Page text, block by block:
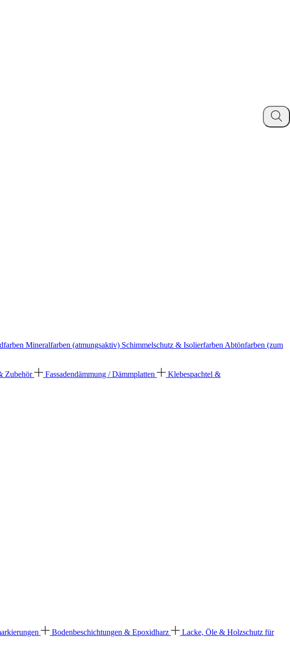
Mineralfarben (atmungsaktiv) Schimmelschutz & Isolierfarben Abtönfarben (zum
Zubehör Fassadendämmung / Dämmplatten
Klebespachtel &
Bodenbeschichtungen & Epoxidharz
Lacke, Öle & Holzschutz für